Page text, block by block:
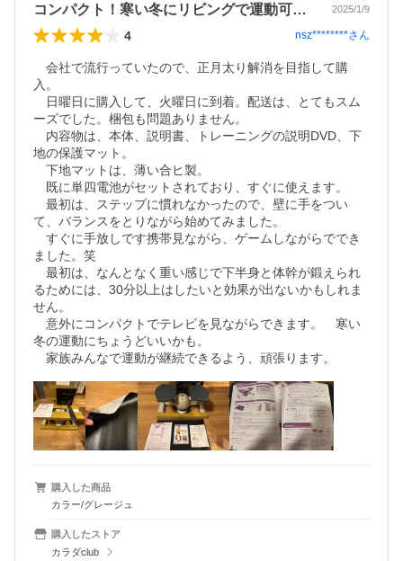
コンパクト！寒い冬にリビングで運動可能！ 2025/1/9
4 nsz********さん
会社で流行っていたので、正月太り解消を目指して購
入。
日曜日に購入して、火曜日に到着。配送は、とてもスム
ーズでした。梱包も問題ありません。
内容物は、本体、説明書、トレーニングの説明DVD、下
地の保護マット。
下地マットは、薄い合ヒ製。
既に単四電池がセットされており、すぐに使えます。
最初は、ステップに慣れなかったので、壁に手をつい
て、バランスをとりながら始めてみました。
すぐに手放しです携帯見ながら、ゲームしながらででき
ました。笑
最初は、なんとなく重い感じで下半身と体幹が鍛えられ
るためには、30分以上はしたいと効果が出ないかもしれま
せん。
意外にコンパクトでテレビを見ながらできます。　寒い
冬の運動にちょうどいいかも。
家族みんなで運動が継続できるよう、頑張ります。
購入した商品
カラー/グレージュ
購入したストア
カラダclub